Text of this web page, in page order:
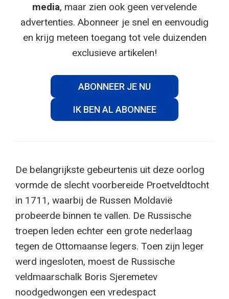
media, maar zien ook geen vervelende
advertenties. Abonneer je snel en eenvoudig
en krijg meteen toegang tot vele duizenden
exclusieve artikelen!
ABONNEER JE NU
IK BEN AL ABONNEE
De belangrijkste gebeurtenis uit deze oorlog
vormde de slecht voorbereide Proetveldtocht
in 1711, waarbij de Russen Moldavië
probeerde binnen te vallen. De Russische
troepen leden echter een grote nederlaag
tegen de Ottomaanse legers. Toen zijn leger
werd ingesloten, moest de Russische
veldmaarschalk Boris Sjeremetev
noodgedwongen een vredespact